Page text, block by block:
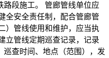
段施工。 管廊管线单位应
全安全责任制，配合管廊管
）管线使用和维护，应当执
立管线定期巡查记录，记录
巡查时间、地点（范围），发